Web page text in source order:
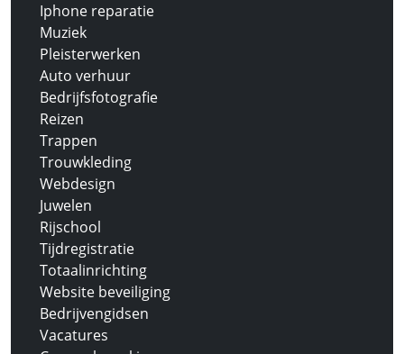
Iphone reparatie
Muziek
Pleisterwerken
Auto verhuur
Bedrijfsfotografie
Reizen
Trappen
Trouwkleding
Webdesign
Juwelen
Rijschool
Tijdregistratie
Totaalinrichting
Website beveiliging
Bedrijvengidsen
Vacatures